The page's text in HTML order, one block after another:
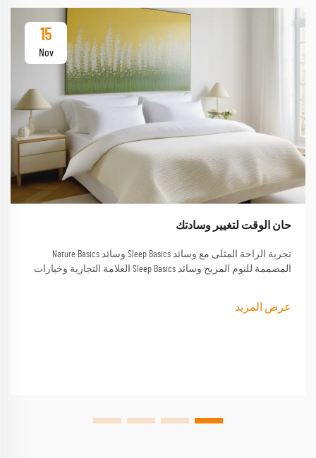
15
Nov
حان الوقت لتغيير وسادتك
تجربة الراحة المثلى مع وسائد Sleep Basics وسائد Nature Basics
المصممة للنوم المريح وسائد Sleep Basics العلامة التجارية وخيارات
عرض المزيد